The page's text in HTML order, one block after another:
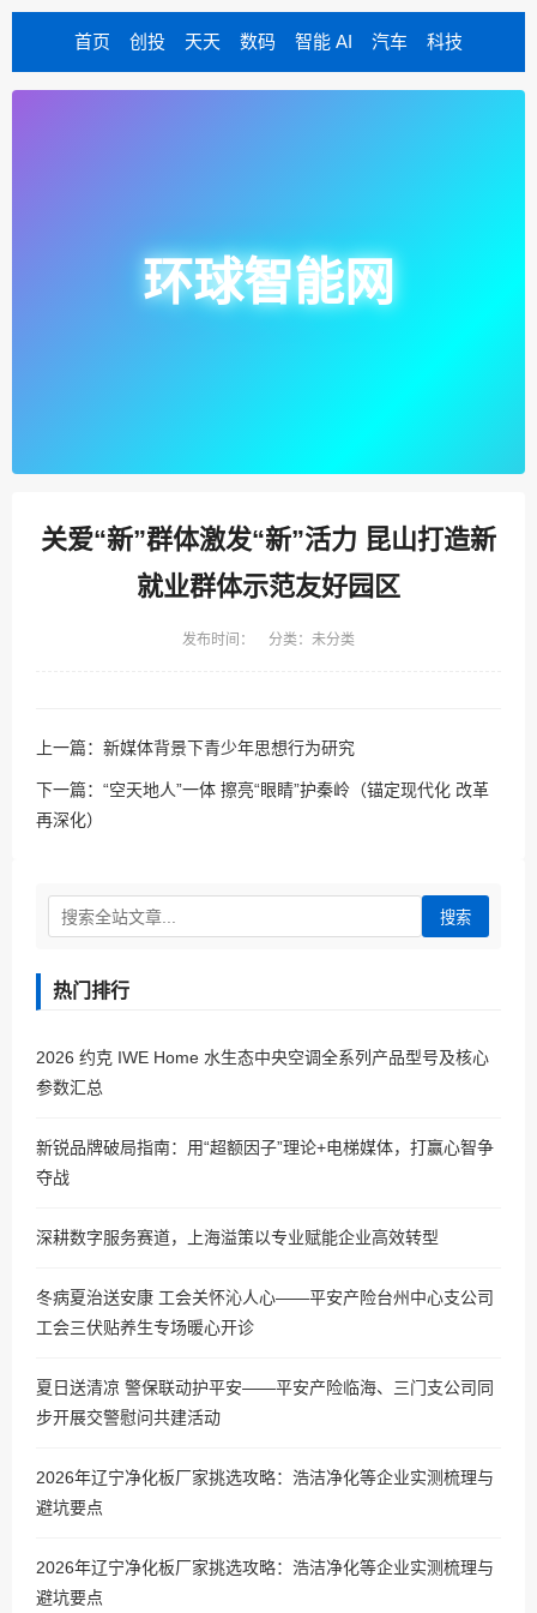
首页 创投 天天 数码 智能 AI 汽车 科技
环球智能网
关爱“新”群体激发“新”活力 昆山打造新
就业群体示范友好园区
发布时间： 分类：未分类
上一篇： 新媒体背景下青少年思想行为研究
下一篇： “空天地人”一体 擦亮“眼睛”护秦岭（锚定现代化 改革
再深化）
搜索
热门排行
2026 约克 IWE Home 水生态中央空调全系列产品型号及核心
参数汇总
新锐品牌破局指南：用“超额因子”理论+电梯媒体，打赢心智争
夺战
深耕数字服务赛道，上海溢策以专业赋能企业高效转型
冬病夏治送安康 工会关怀沁人心——平安产险台州中心支公司
工会三伏贴养生专场暖心开诊
夏日送清凉 警保联动护平安——平安产险临海、三门支公司同
步开展交警慰问共建活动
2026年辽宁净化板厂家挑选攻略：浩洁净化等企业实测梳理与
避坑要点
2026年辽宁净化板厂家挑选攻略：浩洁净化等企业实测梳理与
避坑要点